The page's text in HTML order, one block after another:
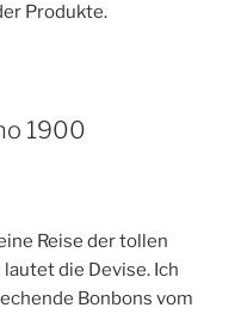
Produkte.
1900
Reise der tollen
die Devise. Ich
Bonbons vom